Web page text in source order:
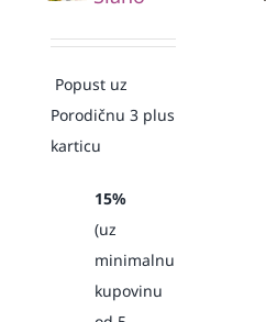
Popust uz
Porodičnu 3 plus
karticu
15%
(uz
minimalnu
kupovinu